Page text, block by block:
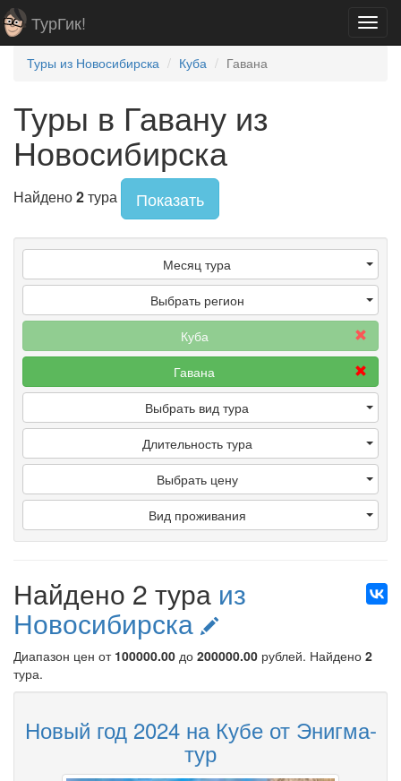
ТурГик!
Туры из Новосибирска Куба Гавана
Туры в Гавану из
Новосибирска
Найдено2тура Показать
Месяц тура
Выбрать регион
Куба
Гавана
Выбрать вид тура
Длительность тура
Выбрать цену
Вид проживания
Найдено 2 тура из
Новосибирска
Диапазон цен от 100000.00 до 200000.00 рублей. Найдено 2
тура.
Новый год 2024 на Кубе от Энигма-
тур